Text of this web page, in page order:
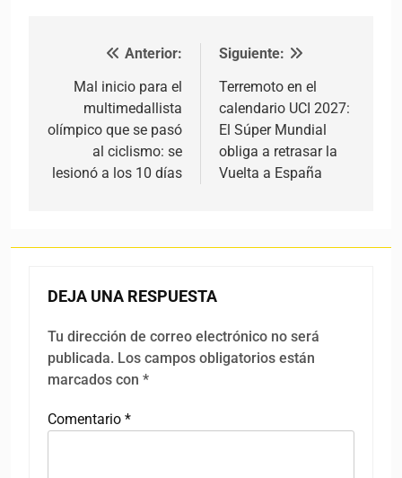
Navegación de entradas
Anterior:
Mal inicio para el
multimedallista
olímpico que se pasó
al ciclismo: se
lesionó a los 10 días
Siguiente:
Terremoto en el
calendario UCI 2027:
El Súper Mundial
obliga a retrasar la
Vuelta a España
DEJA UNA RESPUESTA
Tu dirección de correo electrónico no será
publicada. Los campos obligatorios están
marcados con *
Comentario *